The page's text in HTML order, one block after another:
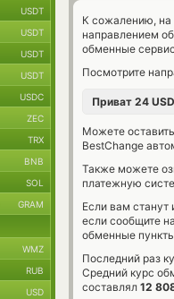
К сожалению, на
направлением
обменные
Посмотрите
Приват 24 USD
Можете
BestChange
Также можете
платежную
Если вам
если сообщите
обменные
Последний раз
Средний курс
составлял 12
USDT
USDT
USDT
USDT
USDC
ZEC
TRX
BNB
SOL
GRAM
WMZ
RUB
USD